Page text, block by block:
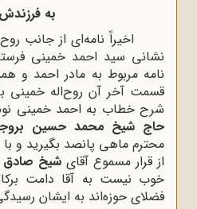
به
اخیراً نامه‌ای از جانب
نشانی سید احمد خمینی
نامه مربوط به مادر احمد و
قسمت آخر آن روح‌اله خمینی
شرح خطاب به احمد خمینی
حاج شیخ محمد حسین
محترم ماهی پانصد بگیرید و
از قرار مسموع آقای شیخ صادق
خوب نیست به آقا دامت
فضلای حوزه‌اند به ایشان